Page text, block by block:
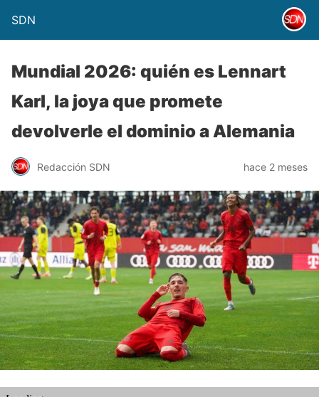
SDN
Mundial 2026: quién es Lennart
Karl, la joya que promete
devolverle el dominio a Alemania
Redacción SDN hace 2 meses